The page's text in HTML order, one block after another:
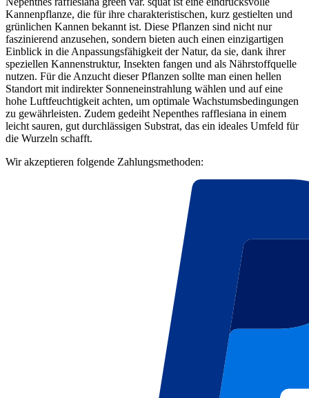
Kannenpflanze, die für ihre charakteristischen, kurz gestielten und
grünlichen Kannen bekannt ist. Diese Pflanzen sind nicht nur
faszinierend anzusehen, sondern bieten auch einen einzigartigen
Einblick in die Anpassungsfähigkeit der Natur, da sie, dank ihrer
speziellen Kannenstruktur, Insekten fangen und als Nährstoffquelle
nutzen. Für die Anzucht dieser Pflanzen sollte man einen hellen
Standort mit indirekter Sonneneinstrahlung wählen und auf eine
hohe Luftfeuchtigkeit achten, um optimale Wachstumsbedingungen
zu gewährleisten. Zudem gedeiht Nepenthes rafflesiana in einem
leicht sauren, gut durchlässigen Substrat, das ein ideales Umfeld für
die Wurzeln schafft.
Wir akzeptieren folgende Zahlungsmethoden: